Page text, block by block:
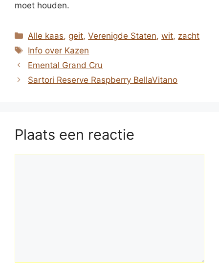
moet houden.
Categorieën
Alle kaas,geit,Verenigde Staten,wit, zacht
Tags
Info over Kazen
Emental Grand Cru
Sartori Reserve Raspberry BellaVitano
Plaats een reactie